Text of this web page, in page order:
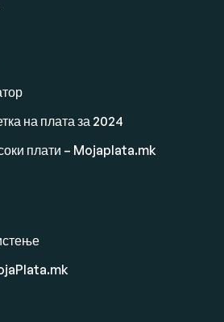
на плата за 2024
плати – Mojaplata.mk